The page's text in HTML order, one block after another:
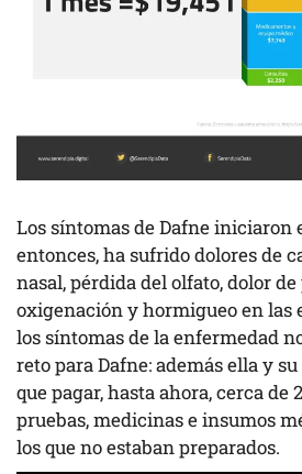
Los síntomas de Dafne iniciaron
entonces, ha sufrido dolores de
nasal, pérdida del olfato, dolor
oxigenación y hormigueo en las
los síntomas de la enfermedad
reto para Dafne: además ella y
que pagar, hasta ahora, cerca de
pruebas, medicinas e insumos
los que no estaban preparados.